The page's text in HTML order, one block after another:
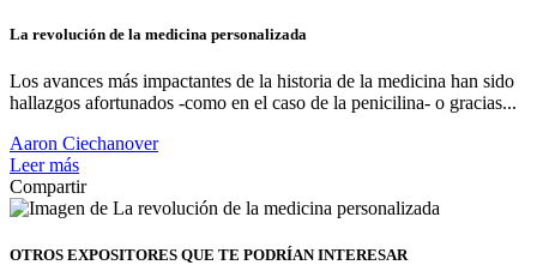
La revolución de la medicina personalizada
Los avances más impactantes de la historia de la medicina han sido
hallazgos afortunados -como en el caso de la penicilina- o gracias...
Aaron Ciechanover
Leer más
Compartir
OTROS EXPOSITORES QUE TE PODRÍAN INTERESAR